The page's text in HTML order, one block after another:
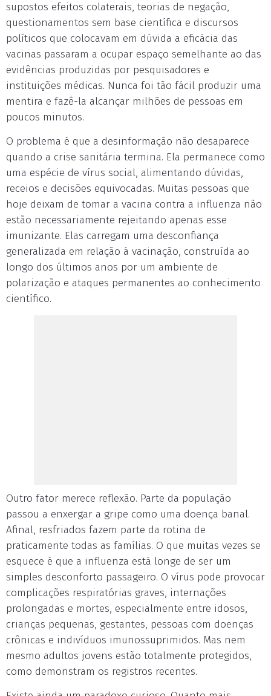
supostos efeitos colaterais, teorias de negação,
questionamentos sem base científica e discursos
políticos que colocavam em dúvida a eficácia das
vacinas passaram a ocupar espaço semelhante ao das
evidências produzidas por pesquisadores e
instituições médicas. Nunca foi tão fácil produzir uma
mentira e fazê-la alcançar milhões de pessoas em
poucos minutos.
O problema é que a desinformação não desaparece
quando a crise sanitária termina. Ela permanece como
uma espécie de vírus social, alimentando dúvidas,
receios e decisões equivocadas. Muitas pessoas que
hoje deixam de tomar a vacina contra a influenza não
estão necessariamente rejeitando apenas esse
imunizante. Elas carregam uma desconfiança
generalizada em relação à vacinação, construída ao
longo dos últimos anos por um ambiente de
polarização e ataques permanentes ao conhecimento
científico.
Outro fator merece reflexão. Parte da população
passou a enxergar a gripe como uma doença banal.
Afinal, resfriados fazem parte da rotina de
praticamente todas as famílias. O que muitas vezes se
esquece é que a influenza está longe de ser um
simples desconforto passageiro. O vírus pode provocar
complicações respiratórias graves, internações
prolongadas e mortes, especialmente entre idosos,
crianças pequenas, gestantes, pessoas com doenças
crônicas e indivíduos imunossuprimidos. Mas nem
mesmo adultos jovens estão totalmente protegidos,
como demonstram os registros recentes.